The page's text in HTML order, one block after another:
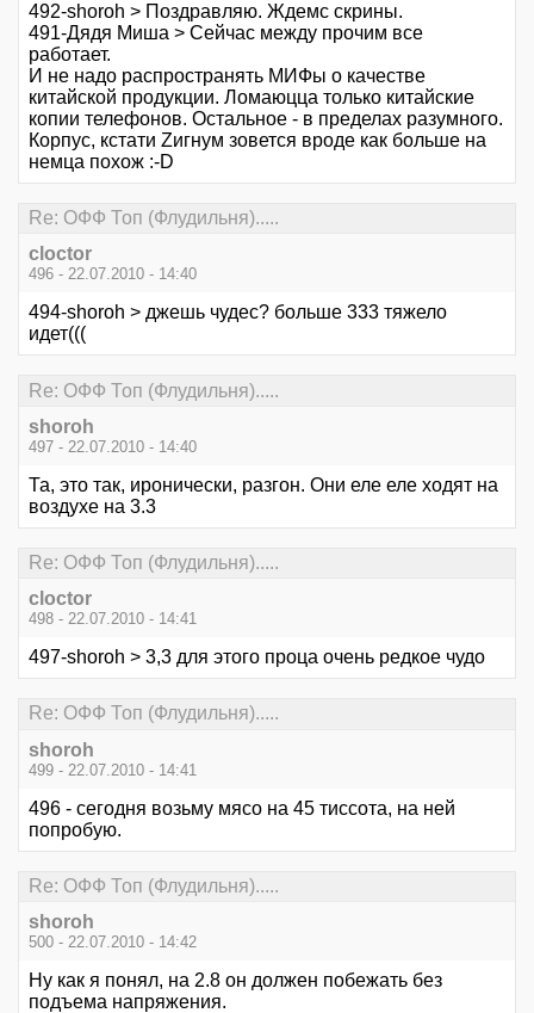
492-shoroh > Поздравляю. Ждемс скрины.
491-Дядя Миша > Сейчас между прочим все
работает.
И не надо распространять МИФы о качестве
китайской продукции. Ломаюцца только китайские
копии телефонов. Остальное - в пределах разумного.
Корпус, кстати Zигнум зовется вроде как больше на
немца похож :-D
Re: ОФФ Топ (Флудильня).....
cloctor
496 - 22.07.2010 - 14:40
494-shoroh > джешь чудес? больше 333 тяжело
идет(((
Re: ОФФ Топ (Флудильня).....
shoroh
497 - 22.07.2010 - 14:40
Та, это так, иронически, разгон. Они еле еле ходят на
воздухе на 3.3
Re: ОФФ Топ (Флудильня).....
cloctor
498 - 22.07.2010 - 14:41
497-shoroh > 3,3 для этого проца очень редкое чудо
Re: ОФФ Топ (Флудильня).....
shoroh
499 - 22.07.2010 - 14:41
496 - сегодня возьму мясо на 45 тиссота, на ней
попробую.
Re: ОФФ Топ (Флудильня).....
shoroh
500 - 22.07.2010 - 14:42
Ну как я понял, на 2.8 он должен побежать без
подъема напряжения.